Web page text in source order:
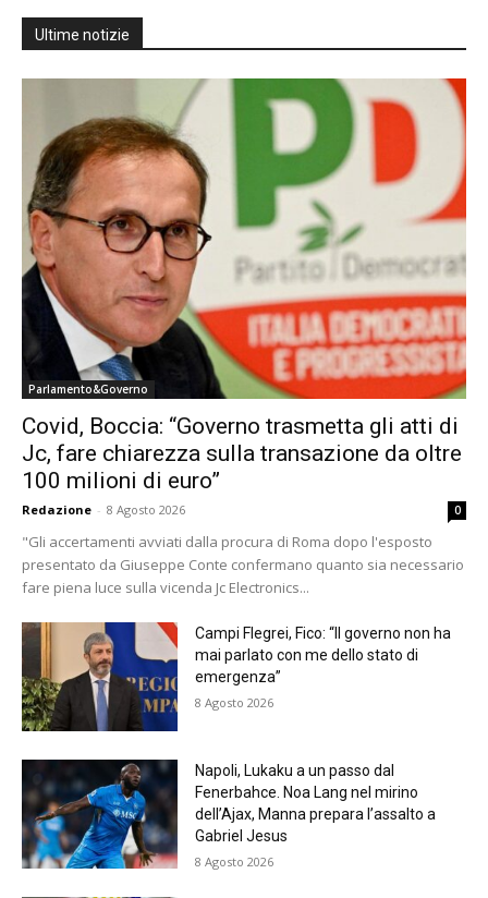
Ultime notizie
Parlamento&Governo
Covid, Boccia: “Governo trasmetta gli atti di
Jc, fare chiarezza sulla transazione da oltre
100 milioni di euro”
Redazione - 8 Agosto 2026 0
"Gli accertamenti avviati dalla procura di Roma dopo l'esposto
presentato da Giuseppe Conte confermano quanto sia necessario
fare piena luce sulla vicenda Jc Electronics...
Campi Flegrei, Fico: “Il governo non ha
mai parlato con me dello stato di
emergenza”
8 Agosto 2026
Napoli, Lukaku a un passo dal
Fenerbahce. Noa Lang nel mirino
dell’Ajax, Manna prepara l’assalto a
Gabriel Jesus
8 Agosto 2026